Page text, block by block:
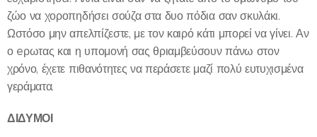
ζώο να χοροπηδήσει σούζα στα δυο πόδια σαν σκυλάκι.
Ωστόσο μην απελπίζεστε, με τον καιρό κάτι μπορεί να γίνει. Αν
ο eρωτας και η υπομονή σας θριαμβεύσουν πάνω στον
χρόνο, έχετε πιθανότητες να περάσετε μαζί πολύ ευτυχισμένα
γεράματα.
ΔΙΔΥΜΟΙ